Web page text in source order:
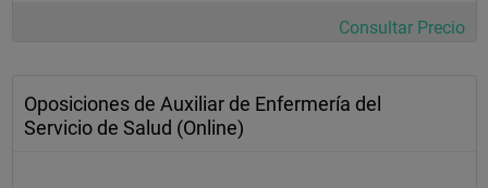
Consultar Precio
Oposiciones de Auxiliar de Enfermería del
Servicio de Salud (Online)